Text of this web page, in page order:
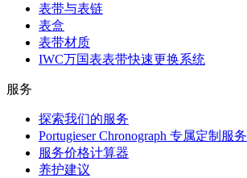
表带与表链
表盒
表带材质
IWC万国表表带快速更换系统
服务
探索我们的服务
Portugieser Chronograph 专属定制服务
服务价格计算器
养护建议